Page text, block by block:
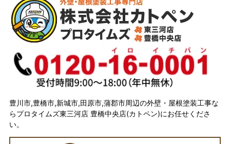
会社概要
代表取締役 加藤宜久よりご挨拶
イベント
カトペンの技術力
豊川市,豊橋市,新城市,田原市,蒲郡市周辺の外壁・屋根塗装工事な
らプロタイムズ東三河店 豊橋中央店(カトペン)にお任せくださ
い。